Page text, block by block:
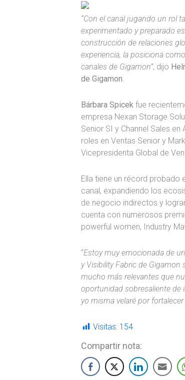
“Con el canal jugando un rol
experimentado y preparado
construcción de relaciones
experiencia, la posiciona
canales de Gigamon”, dijo
de Gigamon.
Bárbara Spicek fue
empresa Nexan Storage
Senior SI y Channel Sales
roles en Ventas Senior y
Vicepresidenta Global de
Ella tiene un récord probado
canal, expandiendo los
de negocio indirectos y
cuenta con numerosos
powerful women, Industry
“Estoy muy emocionada de
y Visibility Fabric de
mucho más relevantes que
oportunidad sobresaliente de
yo misma velaré por
Visitas: 154
Compartir nota: